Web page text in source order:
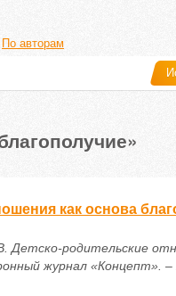
По авторам
как основа
Детско-родительские
журнал «Концепт».